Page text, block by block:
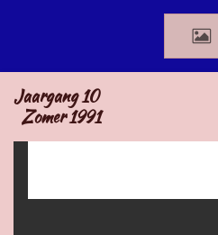
de
hoofdinhoud
Jaargang 10
Zomer 1991